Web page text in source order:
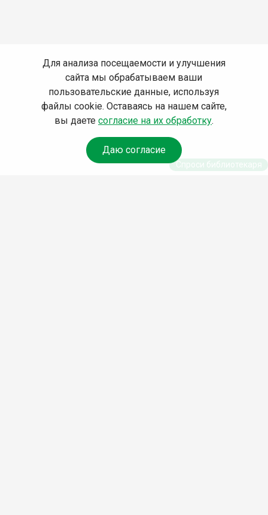
Для анализа посещаемости и улучшения
сайта мы обрабатываем ваши
пользовательские данные, используя
файлы cookie. Оставаясь на нашем сайте,
вы даете согласие на их обработку.
Даю согласие
Спроси библиотекаря